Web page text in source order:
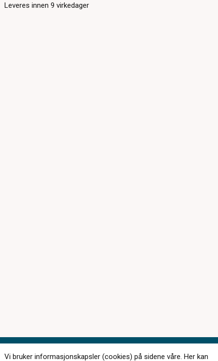
Leveres innen9 virkedager
Vi bruker informasjonskapsler (cookies) på sidene våre. Her kan